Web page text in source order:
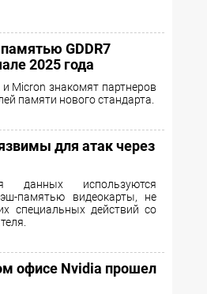
GDDR7
2025 года
Micron знакомят партнеров
памяти нового стандарта.
для атак через
данных используются
памятью видеокарты, не
специальных действий со
офисе Nvidia прошел